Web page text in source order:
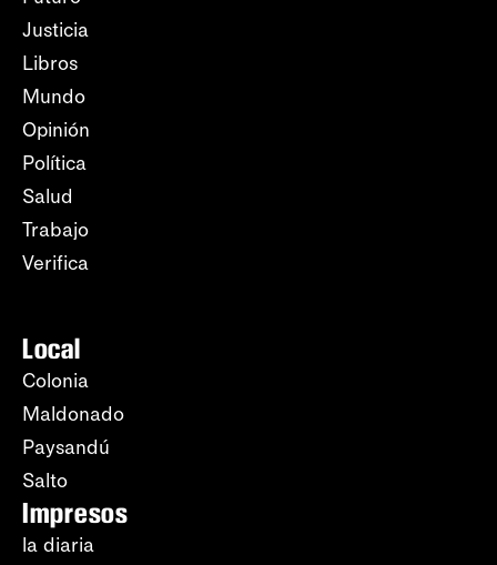
Justicia
Libros
Mundo
Opinión
Política
Salud
Trabajo
Verifica
Local
Colonia
Maldonado
Paysandú
Salto
Impresos
la diaria